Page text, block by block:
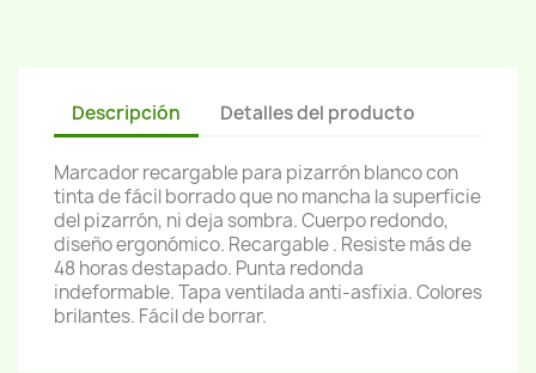
Descripción Detalles del producto
Marcador recargable para pizarrón blanco con
tinta de fácil borrado que no mancha la superficie
del pizarrón, ni deja sombra. Cuerpo redondo,
diseño ergonómico. Recargable . Resiste más de
48 horas destapado. Punta redonda
indeformable. Tapa ventilada anti-asfixia. Colores
brilantes. Fácil de borrar.